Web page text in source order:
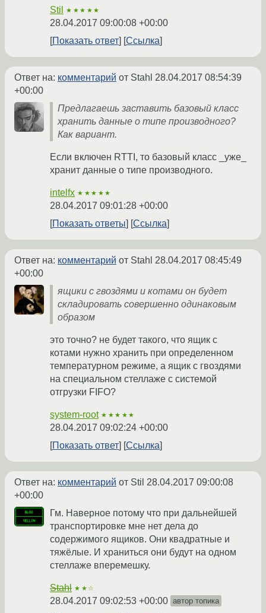
Stil ★★★★★
28.04.2017 09:00:08 +00:00
Показать ответ
Ссылка
Ответ на: комментарий от Stahl 28.04.2017 08:54:39
+00:00
Предлагаешь заставить базовый класс
хранить данные о типе производного?
Как вариант.
Если включен RTTI, то базовый класс _уже_
хранит данные о типе производного.
intelfx ★★★★★
28.04.2017 09:01:28 +00:00
Показать ответы
Ссылка
Ответ на: комментарий от Stahl 28.04.2017 08:45:49
+00:00
ящики с гвоздями и котами он будет
складировать совершенно одинаковым
образом
это точно? не будет такого, что ящик с
котами нужно хранить при определенном
температурном режиме, а ящик с гвоздями
на специальном стеллаже с системой
отгрузки FIFO?
system-root ★★★★★
28.04.2017 09:02:24 +00:00
Показать ответ
Ссылка
Ответ на: комментарий от Stil 28.04.2017 09:00:08
+00:00
Гм. Наверное потому что при дальнейшей
транспортировке мне нет дела до
содержимого ящиков. Они квадратные и
тяжёлые. И храниться они будут на одном
стеллаже вперемешку.
Stahl ★★☆
28.04.2017 09:02:53 +00:00 автор топика